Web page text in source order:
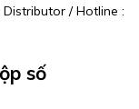
/ Hotline :
số